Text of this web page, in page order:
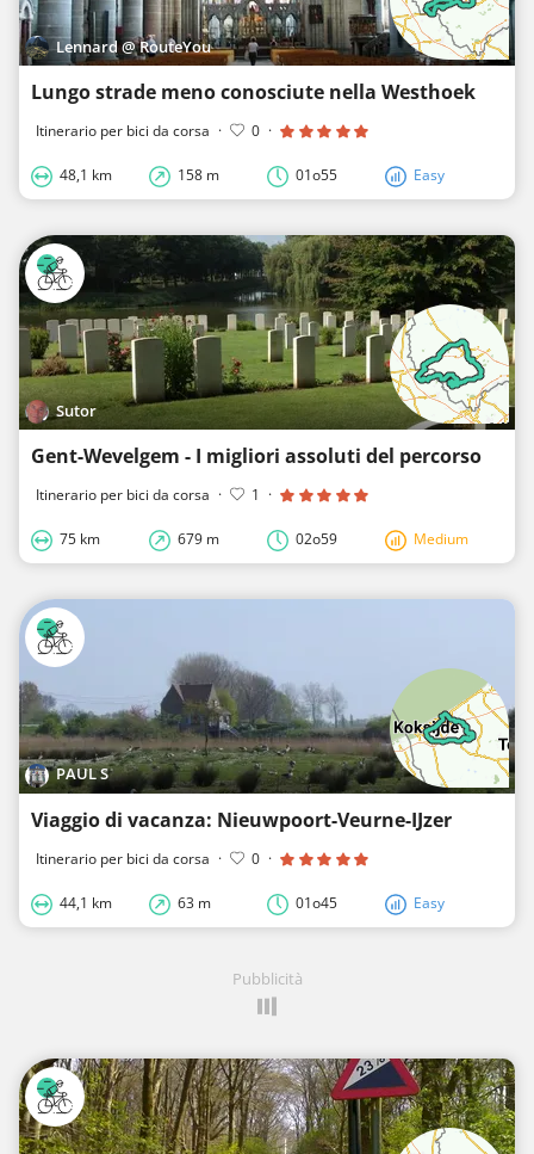
Lennard @ RouteYou
Lungo strade meno conosciute nella Westhoek
Itinerario per bici da corsa · 0 ·
48,1 km 158 m 01o55 Easy
Sutor
Gent-Wevelgem - I migliori assoluti del percorso
Itinerario per bici da corsa · 1 ·
75 km 679 m 02o59 Medium
PAUL S
Viaggio di vacanza: Nieuwpoort-Veurne-IJzer
Itinerario per bici da corsa · 0 ·
44,1 km 63 m 01o45 Easy
Pubblicità